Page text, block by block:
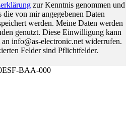
zur Kenntnis genommen und
die von mir angegebenen Daten
werden. Meine Daten werden
genutzt. Diese Einwilligung kann
info@as-electronic.net widerrufen.
Felder sind Pflichtfelder.
BAA-000